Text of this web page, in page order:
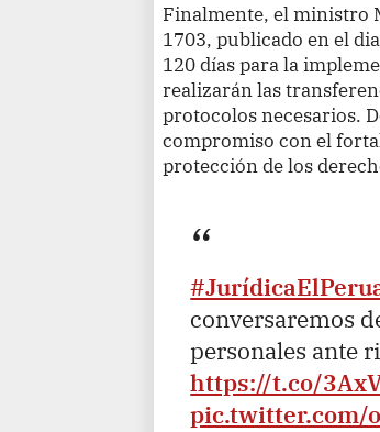
Finalmente, el ministro
1703, publicado en el
120 días para la
realizarán las
protocolos necesarios.
compromiso con el
protección de los
conversaremos
personales ante
https://t.co/
pic.twitter.com/